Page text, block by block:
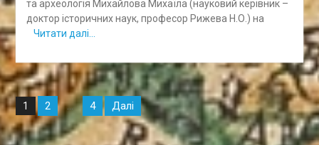
та археологія Михайлова Михаїла (науковий керівник –
доктор історичних наук, професор Рижева Н.О.) на
Читати далі…
Навігація
записів
1 2 … 4 Далі